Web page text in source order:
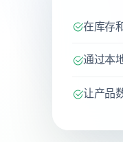
在库存
通过本
让产品